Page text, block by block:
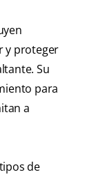
y proteger
Su
para
a
de